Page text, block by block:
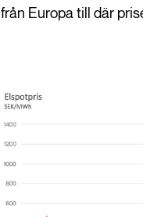
från Europa till där